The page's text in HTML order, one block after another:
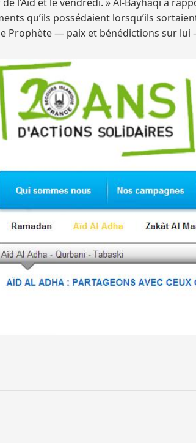
qu’ils possédaient lorsqu’ils
Prophète — paix et bénédictions sur